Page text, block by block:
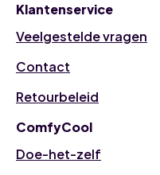
Klantenservice
Veelgestelde vragen
Contact
Retourbeleid
ComfyCool
Doe-het-zelf